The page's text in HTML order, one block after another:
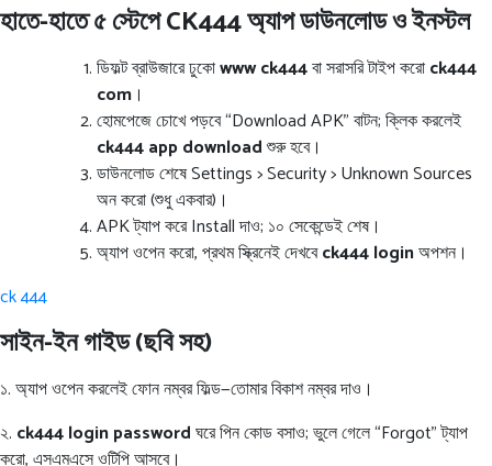
হাতে-হাতে ৫ স্টেপে CK444 অ্যাপ ডাউনলোড ও ইনস্টল
ডিফল্ট ব্রাউজারে ঢুকোwww ck444বা সরাসরি টাইপ করোck444
com ।
হোমপেজে চোখে পড়বে “Download APK” বাটন; ক্লিক করলেই
ck444 app downloadশুরু হবে।
ডাউনলোড শেষে Settings > Security > Unknown Sources
অন করো (শুধু একবার)।
APK ট্যাপ করে Install দাও; ১০ সেকেন্ডেই শেষ।
অ্যাপ ওপেন করো, প্রথম স্ক্রিনেই দেখবেck444 loginঅপশন।
ck 444
সাইন-ইন গাইড (ছবি সহ)
১. অ্যাপ ওপেন করলেই ফোন নম্বর ফিল্ড—তোমার বিকাশ নম্বর দাও।
২. ck444 login passwordঘরে পিন কোড বসাও; ভুলে গেলে “Forgot” ট্যাপ
করো, এসএমএসে ওটিপি আসবে।